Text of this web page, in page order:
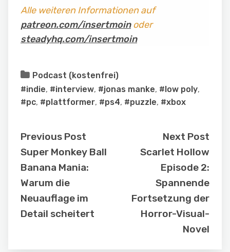
Alle weiteren Informationen auf
patreon.com/insertmoinoder
steadyhq.com/insertmoin
Podcast (kostenfrei)
#indie, #interview, #jonas manke, #low poly,
#pc, #plattformer, #ps4, #puzzle, #xbox
Previous Post
Super Monkey Ball
Banana Mania:
Warum die
Neuauflage im
Detail scheitert
Next Post
Scarlet Hollow
Episode 2:
Spannende
Fortsetzung der
Horror-Visual-
Novel